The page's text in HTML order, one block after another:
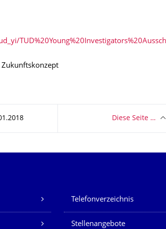
Diese Seite …
Telefonverzeichnis
Stellenangebote